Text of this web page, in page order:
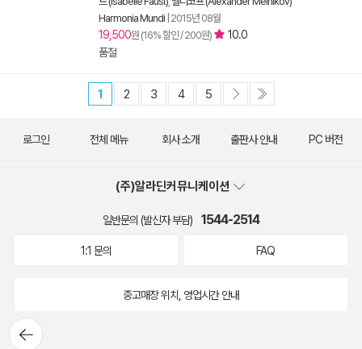
Harmonia Mundi 2015년 08월
19,500원 (16% 할인 / 200원)
10.0
품절
1 2 3 4 5
뒤로가
기
로그인 전체 메뉴 회사 소개 출판사 안내 PC 버전
(주)알라딘커뮤니케이션
일반문의 (발신자 부담) 1544-2514
1:1 문의 FAQ
중고매장 위치, 영업시간 안내